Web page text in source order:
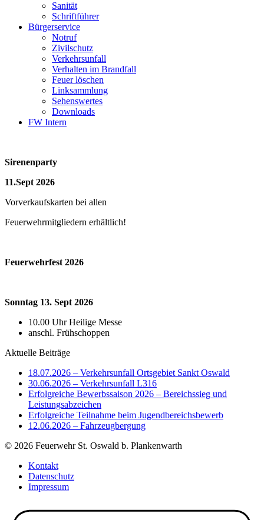
Sanität
Schriftführer
Bürgerservice
Notruf
Zivilschutz
Verkehrsunfall
Verhalten im Brandfall
Feuer löschen
Linksammlung
Sehenswertes
Downloads
FW Intern
Sirenenparty
11.Sept 2026
Vorverkaufskarten bei allen
Feuerwehrmitgliedern erhältlich!
Feuerwehrfest 2026
Sonntag 13. Sept 2026
10.00 Uhr Heilige Messe
anschl. Frühschoppen
Aktuelle Beiträge
18.07.2026 – Verkehrsunfall Ortsgebiet Sankt Oswald
30.06.2026 – Verkehrsunfall L316
Erfolgreiche Bewerbssaison 2026 – Bereichssieg und
Leistungsabzeichen
Erfolgreiche Teilnahme beim Jugendbereichsbewerb
12.06.2026 – Fahrzeugbergung
© 2026 Feuerwehr St. Oswald b. Plankenwarth
Kontakt
Datenschutz
Impressum